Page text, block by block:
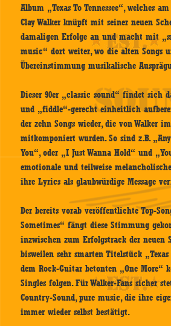
Album „Texas To Tennessee“, welches
Clay Walker knüpft mit seiner neuen
damaligen Erfolge an und macht mit
music“ dort weiter, wo die alten Songs
Übereinstimmung musikalische
Dieser 90er „classic sound“ findet sich
und „fiddle“-gerecht einheitlich
der zehn Songs wieder, die von Walker
mitkomponiert wurden. So sind z.B.
You“, oder „I Just Wanna Hold“ und
emotionale und teilweise
ihre Lyrics als glaubwürdige Message
Der bereits vorab veröffentlichte Top-
Sometimes“ fängt diese Stimmung
inzwischen zum Erfolgstrack der neuen
bisweilen sehr smarten Titelstück „Texas
dem Rock-Guitar betonten „One More“
Singles folgen. Für Walker-Fans sicher
Country-Sound, pure music, die ihre
immer wieder selbst bestätigt.